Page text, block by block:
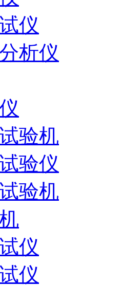
仪
析仪
验机
验仪
验机
仪
仪